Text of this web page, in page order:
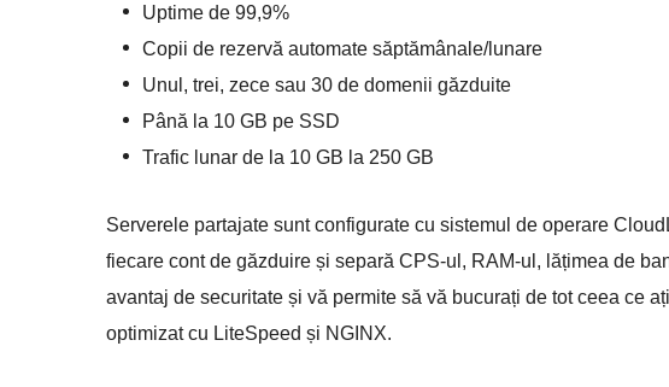
Uptime de 99,9%
Copii de rezervă automate săptămânale/lunare
Unul, trei, zece sau 30 de domenii găzduite
Până la 10 GB pe SSD
Trafic lunar de la 10 GB la 250 GB
Serverele partajate sunt configurate cu sistemul de operare
fiecare cont de găzduire și separă CPS-ul, RAM-ul, lățimea de
avantaj de securitate și vă permite să vă bucurați de tot ceea ce
optimizat cu LiteSpeed și NGINX.